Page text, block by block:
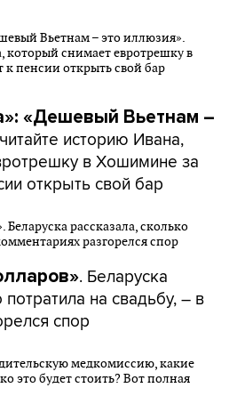
«Дешевый Вьетнам –
историю Ивана,
в Хошимине за
открыть свой бар
. Беларуска
на свадьбу, – в
спор